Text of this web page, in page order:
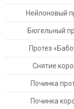
Нейлоновый
Бюгельный
Протез
Снятие
Починка
Починка